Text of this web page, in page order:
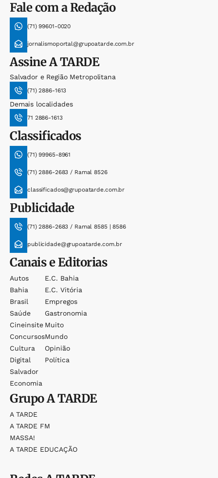
Fale com a Redação
(71) 99601-0020
jornalismoportal@grupoatarde.com.br
AssineA TARDE
Salvador e Região Metropolitana
(71) 2886-1613
Demais localidades
71 2886-1613
Classificados
(71) 99965-8961
(71) 2886-2683 / Ramal 8526
classificados@grupoatarde.com.br
Publicidade
(71) 2886-2683 / Ramal 8585 | 8586
publicidade@grupoatarde.com.br
Canais e Editorias
Autos
Bahia
Brasil
Saúde
Cineinsite
Concursos
Cultura
Digital
Salvador
Economia
E.c. Bahia
E.c. Vitória
Empregos
Gastronomia
Muito
Mundo
Opinião
Política
GrupoA TARDE
A TARDE
A TARDE FM
MASSA!
A TARDE EDUCAÇÃO